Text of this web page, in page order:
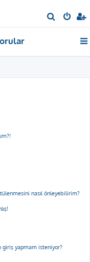
r
nasıl önleyebilirim?
giriş yapmam isteniyor?